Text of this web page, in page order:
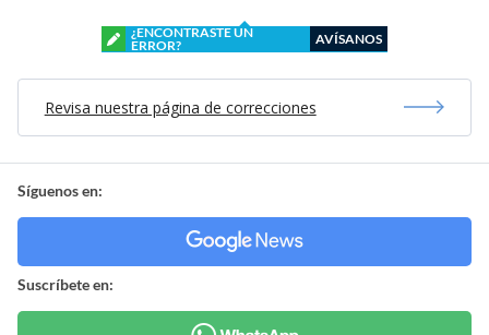
¿ENCONTRASTE UN
ERROR?
AVÍSANOS
Revisa nuestra página de correcciones
Síguenos en:
Suscríbete en: